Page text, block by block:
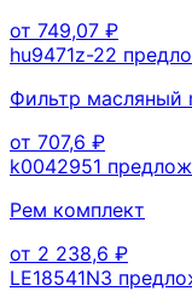
от 749,07 ₽
hu9471z-22
Фильтр масляный
от 707,6 ₽
k0042951
Рем комплект
от 2 238,6 ₽
LE18541N3